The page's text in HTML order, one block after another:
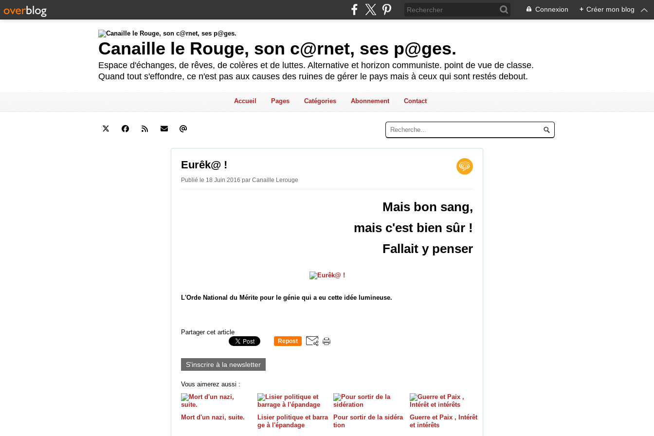
Connexion + Créer mon blog
Canaille le Rouge, son c@rnet, ses p@ges.
Espace d'échanges, de rêves, de colères et de luttes. Alternative et horizon communiste. point de vue de classe.
Quand tout s'effondre, ce n'est pas aux causes des ruines de gérer le pays mais à ceux qui sont restés debout.
Accueil Pages Catégories Abonnement Contact
Eurêk@ !
Publié le 18 Juin 2016 par Canaille Lerouge
Mais bon sang,
mais c'est bien sûr !
Fallait y penser
L'Orde National du Mérite pour le génie qui a eu cette idée lumineuse.
Partager cet article
Repost
S'inscrire à la newsletter
Vous aimerez aussi :
Mort d'un nazi, suite.
Lisier politique et barra
ge à l'épandage
Pour sortir de la sidéra
tion
Guerre et Paix , Intérêt
et intérêts